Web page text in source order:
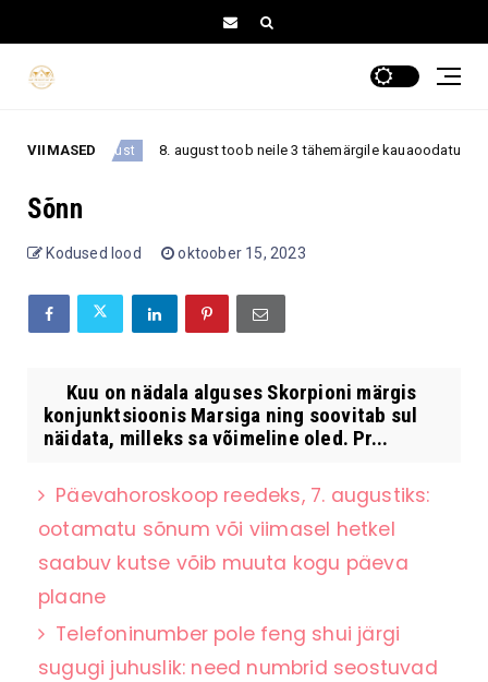
VIIMASED
8. august 8. august toob neile 3 tähemärgile kauaoodatud
Sõnn
Kodused lood oktoober 15, 2023
Kuu on nädala alguses Skorpioni märgis
konjunktsioonis Marsiga ning soovitab sul
näidata, milleks sa võimeline oled. Pr...
Päevahoroskoop reedeks, 7. augustiks:
ootamatu sõnum või viimasel hetkel
saabuv kutse võib muuta kogu päeva
plaane
Telefoninumber pole feng shui järgi
sugugi juhuslik: need numbrid seostuvad